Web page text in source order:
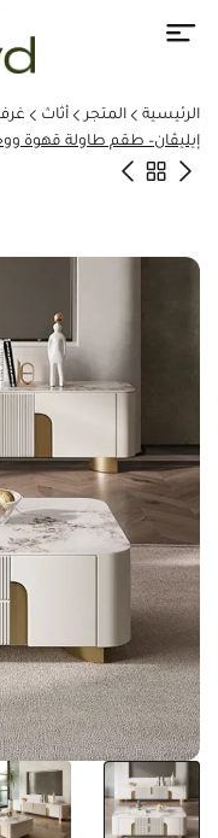
الرئيسية المتجر أثاث
إيليڤان– طقم طاولة قهوة